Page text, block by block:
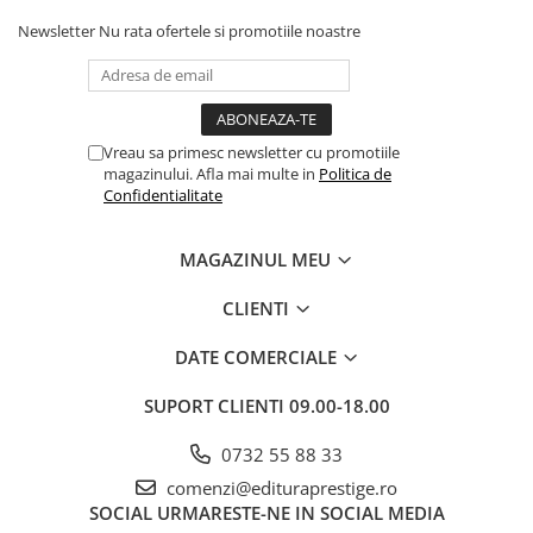
Cadouri
Carti in dar
Carti pentru copii
Literatura Romana
Literatura Universala
Primele notiuni
Carti de colorat
Newsletter Nu rata ofertele si promotiile noastre
Vreau sa primesc newsletter cu promotiile
magazinului. Afla mai multe in Politica de
Confidentialitate
MAGAZINUL MEU
CLIENTI
DATE COMERCIALE
SUPORT CLIENTI 09.00-18.00
0732 55 88 33
comenzi@edituraprestige.ro
SOCIAL URMARESTE-NE IN SOCIAL MEDIA